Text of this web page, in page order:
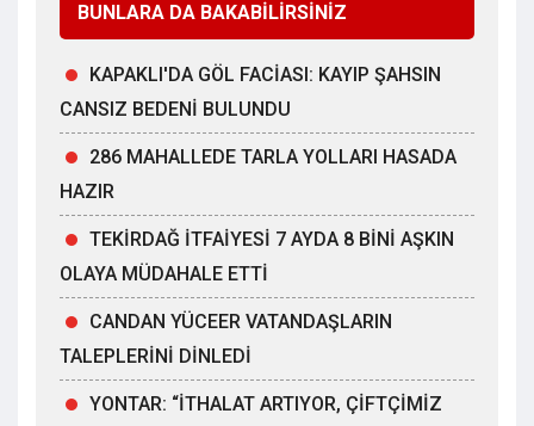
BUNLARA DA BAKABİLİRSİNİZ
KAPAKLI'DA GÖL FACİASI: KAYIP ŞAHSIN
CANSIZ BEDENİ BULUNDU
286 MAHALLEDE TARLA YOLLARI HASADA
HAZIR
TEKİRDAĞ İTFAİYESİ 7 AYDA 8 BİNİ AŞKIN
OLAYA MÜDAHALE ETTİ
CANDAN YÜCEER VATANDAŞLARIN
TALEPLERİNİ DİNLEDİ
YONTAR: “İTHALAT ARTIYOR, ÇİFTÇİMİZ